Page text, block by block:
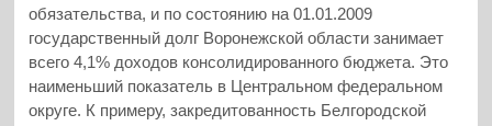
обязательства, и по состоянию на 01.01.2009
государственный долг Воронежской области занимает
всего 4,1% доходов консолидированного бюджета. Это
наименьший показатель в Центральном федеральном
округе. К примеру, закредитованность Белгородской